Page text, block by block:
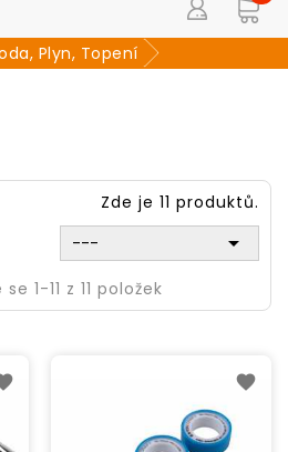
Plyn, Topení
Zde je 11 produktů.
---

1-11 z 11 položek